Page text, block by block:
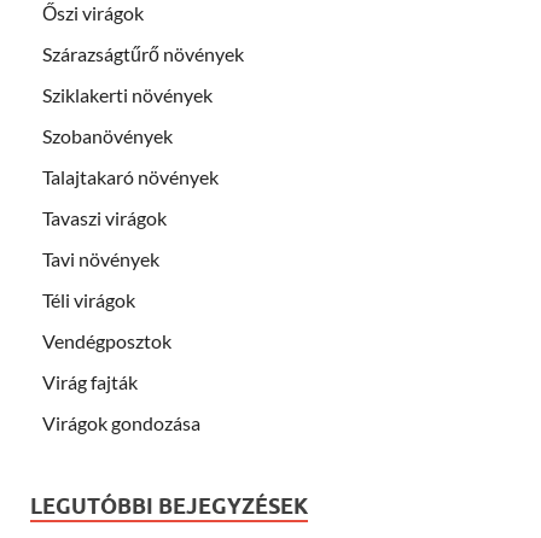
Őszi virágok
Szárazságtűrő növények
Sziklakerti növények
Szobanövények
Talajtakaró növények
Tavaszi virágok
Tavi növények
Téli virágok
Vendégposztok
Virág fajták
Virágok gondozása
LEGUTÓBBI BEJEGYZÉSEK